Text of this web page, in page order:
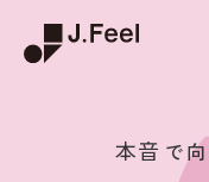
当たり前